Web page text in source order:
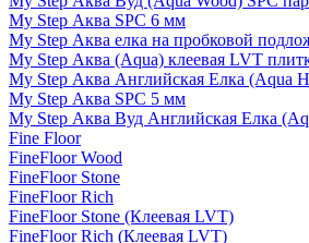
My Step Аква SPC 6 мм
My Step Аква елка на пробковой
My Step Аква (Aqua) клеевая LVT
My Step Аква Английская Елка (Aqua
My Step Аква SPC 5 мм
My Step Аква Вуд Английская Елка
Fine Floor
FineFloor Wood
FineFloor Stone
FineFloor Rich
FineFloor Stone (Клеевая LVT)
FineFloor Rich (Клеевая LVT)